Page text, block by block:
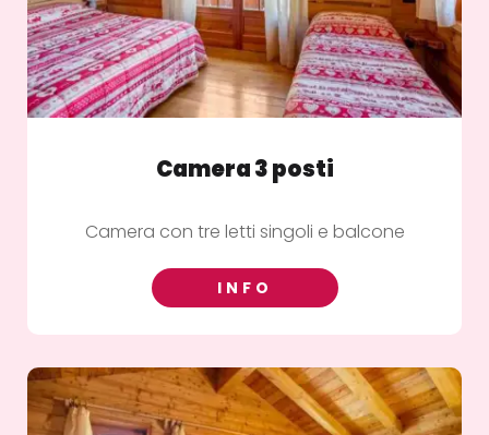
Camera 3 posti
Camera con tre letti singoli e balcone
INFO